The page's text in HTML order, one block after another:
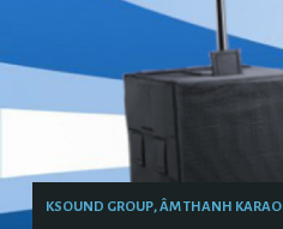
KSOUND GROUP, ÂM THANH